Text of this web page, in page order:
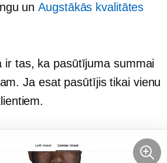
unAugstākās kvalitātes
ir tas, ka pasūtījuma summai
Ja esat pasūtījis tikai vienu